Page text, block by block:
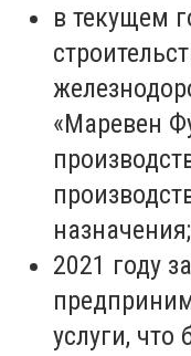
в текущем
«Маревен
назначения;
2021 году
услуги,